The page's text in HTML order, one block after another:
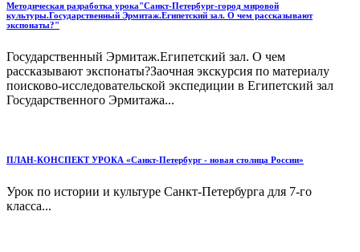
Методическая разработка урока"Санкт-Петербург-город мировой
культуры.Государственный Эрмитаж.Египетский зал. О чем рассказывают
экспонаты?"
Государственный Эрмитаж.Египетский зал. О чем
рассказывают экспонаты?Заочная экскурсия по материалу
поисково-исследовательской экспедиции в Египетский зал
Государственного Эрмитажа...
ПЛАН-КОНСПЕКТ УРОКА «Санкт-Петербург - новая столица России»
Урок по истории и культуре Санкт-Петербурга для 7-го
класса...